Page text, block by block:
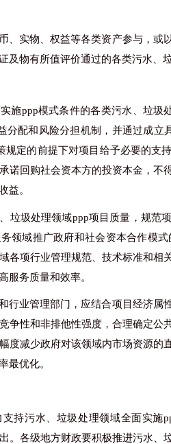
、实物、权益等各类资产参与，或
及物有所值评价通过的各类污水、
施ppp模式条件的各类污水、垃圾
分配和风险分担机制，并通过成
规定的前提下对项目给予必要的支
诺回购社会资本方的投资本金，不
益。
垃圾处理领域ppp项目质量，规范
领域推广政府和社会资本合作模
各项行业管理规范、技术标准和
服务质量和效率。
行业管理部门，应结合项目经济属
争性和非排他性强度，合理确定公
度减少政府对该领域内市场资源的
最优化。
支持污水、垃圾处理领域全面实施
。各级地方财政要积极推进污水